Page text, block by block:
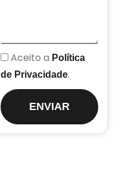
Aceito a Política
de Privacidade.
ENVIAR